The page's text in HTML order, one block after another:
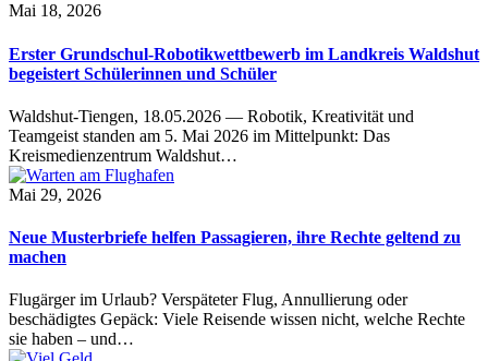
Mai 18, 2026
Erster Grundschul-Robotikwettbewerb im Landkreis Waldshut
begeistert Schülerinnen und Schüler
Waldshut-Tiengen, 18.05.2026 — Robotik, Kreativität und
Teamgeist standen am 5. Mai 2026 im Mittelpunkt: Das
Kreismedienzentrum Waldshut…
Mai 29, 2026
Neue Musterbriefe helfen Passagieren, ihre Rechte geltend zu
machen
Flugärger im Urlaub? Verspäteter Flug, Annullierung oder
beschädigtes Gepäck: Viele Reisende wissen nicht, welche Rechte
sie haben – und…